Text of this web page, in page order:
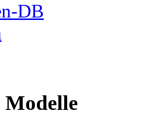
DB
Modelle